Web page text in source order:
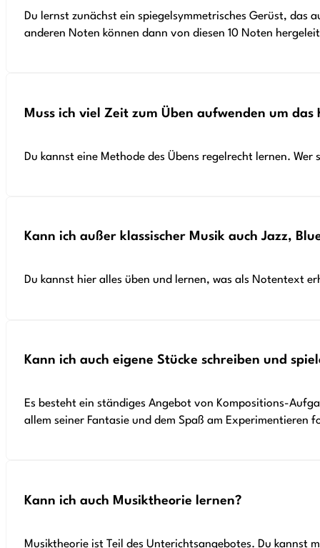
Du lernst zunächst ein spiegelsymmetrisches Gerüst, das
anderen Noten können dann von diesen 10 Noten
Muss ich viel Zeit zum Üben aufwenden um
Du kannst eine Methode des Übens regelrecht lernen.
Kann ich außer klassischer Musik auch Jazz,
Du kannst hier alles üben und lernen, was als Notentext
Kann ich auch eigene Stücke schreiben und
Es besteht ein ständiges Angebot von Kompositions-
allem seiner Fantasie und dem Spaß am Experimentieren
Kann ich auch Musiktheorie lernen?
Musiktheorie ist Teil des Unterichtsangebotes. Du kannst